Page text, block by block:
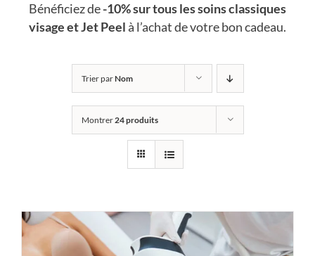
Bénéficiez de-10% sur tous les soins classiques
visage et Jet Peelà l’achat de votre bon cadeau.
Trier parNom
Montrer24 produits